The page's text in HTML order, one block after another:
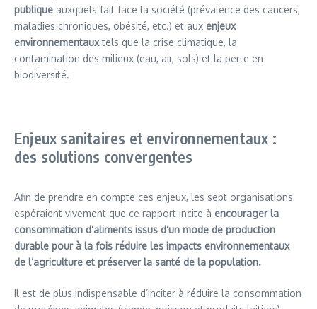
publique auxquels fait face la société (prévalence des cancers,
maladies chroniques, obésité, etc.) et aux enjeux
environnementauxtels que la crise climatique, la
contamination des milieux (eau, air, sols) et la perte en
biodiversité.
Enjeux sanitaires et environnementaux :
des solutions convergentes
Afin de prendre en compte ces enjeux, les sept organisations
espéraient vivement que ce rapport incite à encourager la
consommation d’aliments issus d’un mode de production
durable pour à la fois réduire les impacts environnementaux
de l’agriculture et préserver la santé de la population.
Il est de plus indispensable d’inciter à réduire la consommation